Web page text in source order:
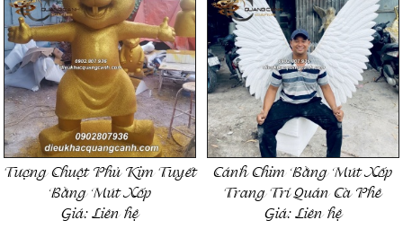
Tượng Chuột Phủ Kim Tuyết
Bằng Mút Xốp
Giá:Liên hệ
Cánh Chim Bằng Mút Xốp
Trang Trí Quán Cà Phê
Giá:Liên hệ